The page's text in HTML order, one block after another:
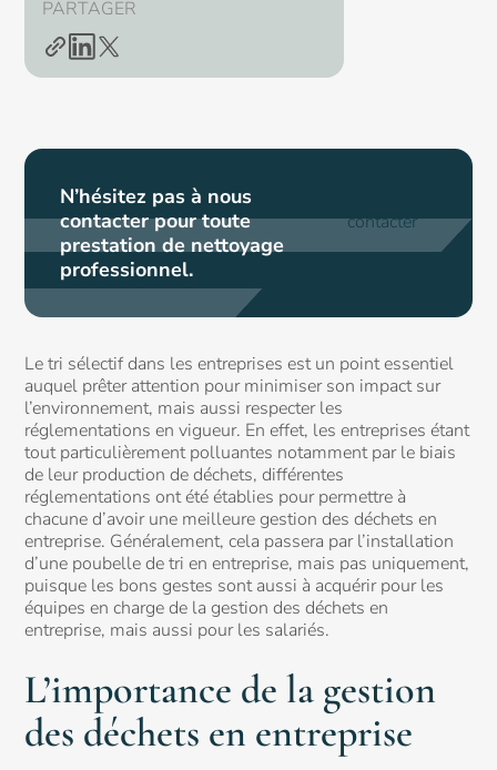
PARTAGER
N’hésitez pas à nous
contacter pour toute
prestation de nettoyage
professionnel.
contacter
Le tri sélectif dans les entreprises est un point essentiel
auquel prêter attention pour minimiser son impact sur
l’environnement, mais aussi respecter les
réglementations en vigueur. En effet, les entreprises étant
tout particulièrement polluantes notamment par le biais
de leur production de déchets, différentes
réglementations ont été établies pour permettre à
chacune d’avoir une meilleure gestion des déchets en
entreprise. Généralement, cela passera par l’installation
d’une poubelle de tri en entreprise, mais pas uniquement,
puisque les bons gestes sont aussi à acquérir pour les
équipes en charge de la gestion des déchets en
entreprise, mais aussi pour les salariés.
L’importance de la gestion
des déchets en entreprise